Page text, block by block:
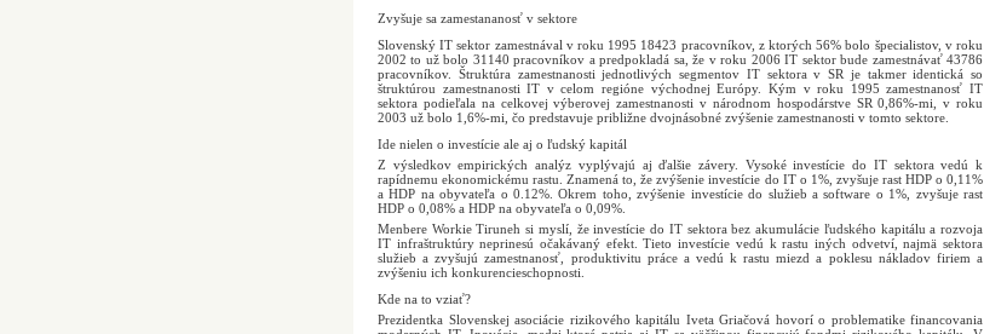
Zvyšuje sa zamestananosť v sektore
Slovenský IT sektor zamestnával v roku 1995 18423 pracovníkov, z ktorých 56% bolo špecialistov, v roku
2002 to už bolo 31140 pracovníkov a predpokladá sa, že v roku 2006 IT sektor bude zamestnávať 43786
pracovníkov. Štruktúra zamestnanosti jednotlivých segmentov IT sektora v SR je takmer identická so
štruktúrou zamestnanosti IT v celom regióne východnej Európy. Kým v roku 1995 zamestnanosť IT
sektora podieľala na celkovej výberovej zamestnanosti v národnom hospodárstve SR 0,86%-mi, v roku
2003 už bolo 1,6%-mi, čo predstavuje približne dvojnásobné zvýšenie zamestnanosti v tomto sektore.
Ide nielen o investície ale aj o ľudský kapitál
Z výsledkov empirických analýz vyplývajú aj ďalšie závery. Vysoké investície do IT sektora vedú k
rapídnemu ekonomickému rastu. Znamená to, že zvýšenie investície do IT o 1%, zvyšuje rast HDP o 0,11%
a HDP na obyvateľa o 0.12%. Okrem toho, zvýšenie investície do služieb a software o 1%, zvyšuje rast
HDP o 0,08% a HDP na obyvateľa o 0,09%.
Menbere Workie Tiruneh si myslí, že investície do IT sektora bez akumulácie ľudského kapitálu a rozvoja
IT infraštruktúry neprinesú očakávaný efekt. Tieto investície vedú k rastu iných odvetví, najmä sektora
služieb a zvyšujú zamestnanosť, produktivitu práce a vedú k rastu miezd a poklesu nákladov firiem a
zvýšeniu ich konkurencieschopnosti.
Kde na to vziať?
Prezidentka Slovenskej asociácie rizikového kapitálu Iveta Griačová hovorí o problematike financovania